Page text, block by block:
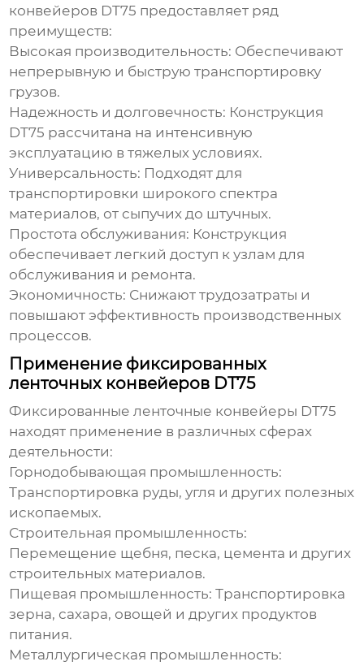
конвейеров DT75 предоставляет ряд
преимуществ:
Высокая производительность: Обеспечивают
непрерывную и быструю транспортировку
грузов.
Надежность и долговечность: Конструкция
DT75 рассчитана на интенсивную
эксплуатацию в тяжелых условиях.
Универсальность: Подходят для
транспортировки широкого спектра
материалов, от сыпучих до штучных.
Простота обслуживания: Конструкция
обеспечивает легкий доступ к узлам для
обслуживания и ремонта.
Экономичность: Снижают трудозатраты и
повышают эффективность производственных
процессов.
Применение фиксированных
ленточных конвейеров DT75
Фиксированные ленточные конвейеры DT75
находят применение в различных сферах
деятельности:
Горнодобывающая промышленность:
Транспортировка руды, угля и других полезных
ископаемых.
Строительная промышленность:
Перемещение щебня, песка, цемента и других
строительных материалов.
Пищевая промышленность: Транспортировка
зерна, сахара, овощей и других продуктов
питания.
Металлургическая промышленность: